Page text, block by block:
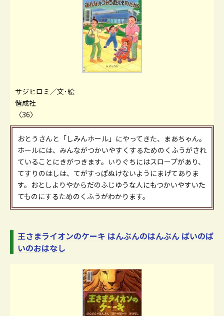
サジヒロミ／文･絵
偕成社
〈36〉
おとうさんと「しみんホール」にやってきた、まあちゃん。
ホールには、みんながつかいやすくするためのくふうがされ
ていることにきがつきます。いりぐちにはスロープがあり、
てすりのはしは、てがすっぽぬけないようにまげてありま
す。おとしよりやからだのふじゆうな人にもつかいやすいた
てものにするためのくふうがわかります。
王さまライオンのケーキ はんぶんのはんぶん ばいのば
いのおはなし